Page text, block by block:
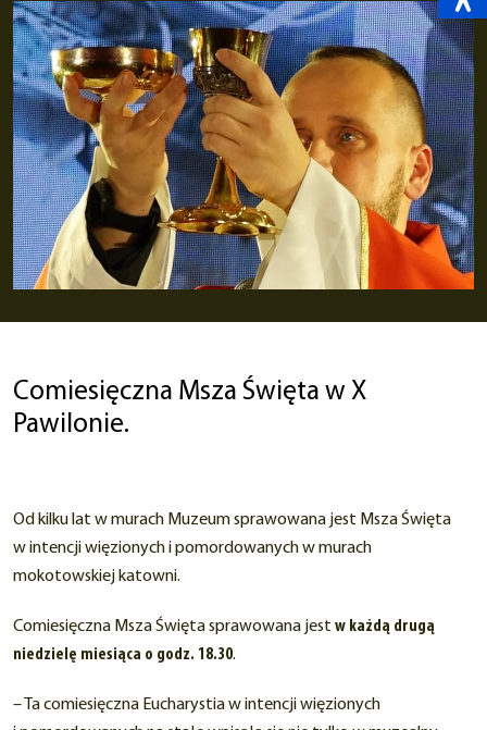
Comiesięczna Msza Święta w X
Pawilonie.
Od kilku lat w murach Muzeum sprawowana jest Msza Święta
w intencji więzionych i pomordowanych w murach
mokotowskiej katowni.
Comiesięczna Msza Święta sprawowana jest w każdą drugą
niedzielę miesiąca o godz. 18.30.
– Ta comiesięczna Eucharystia w intencji więzionych